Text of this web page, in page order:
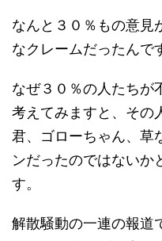
なんと３０％もの意見
なクレームだったんで
なぜ３０％の人たちが
考えてみますと、その
君、ゴローちゃん、草
ンだったのではないか
す。
解散騒動の一連の報道